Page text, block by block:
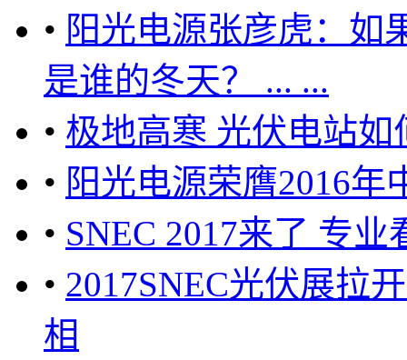
• 阳光电源张彦虎：如
是谁的冬天？ ... ...
• 极地高寒 光伏电站如
• 阳光电源荣膺2016
• SNEC 2017来了 专业
• 2017SNEC光伏展拉
相